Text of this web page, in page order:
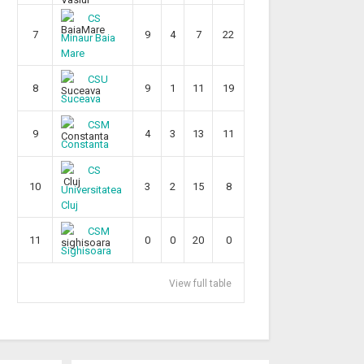
7
CS
Minaur Baia
Mare
9 4 7 22
8
CSU
Suceava
9 1 11 19
9
CSM
Constanta
4 3 13 11
10
CS
Universitatea
Cluj
3 2 15 8
11
CSM
Sighisoara
0 0 20 0
View full table